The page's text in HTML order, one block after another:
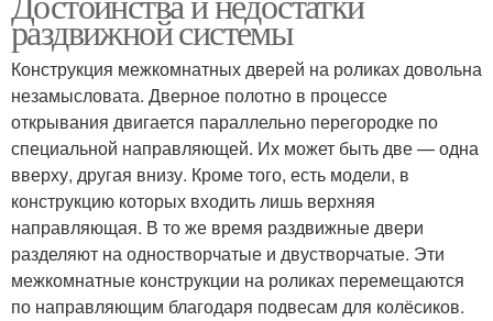
раздвижной системы
Конструкция межкомнатных дверей на роликах довольна
незамысловата. Дверное полотно в процессе
открывания двигается параллельно перегородке по
специальной направляющей. Их может быть две — одна
вверху, другая внизу. Кроме того, есть модели, в
конструкцию которых входить лишь верхняя
направляющая. В то же время раздвижные двери
разделяют на одностворчатые и двустворчатые. Эти
межкомнатные конструкции на роликах перемещаются
по направляющим благодаря подвесам для колёсиков.